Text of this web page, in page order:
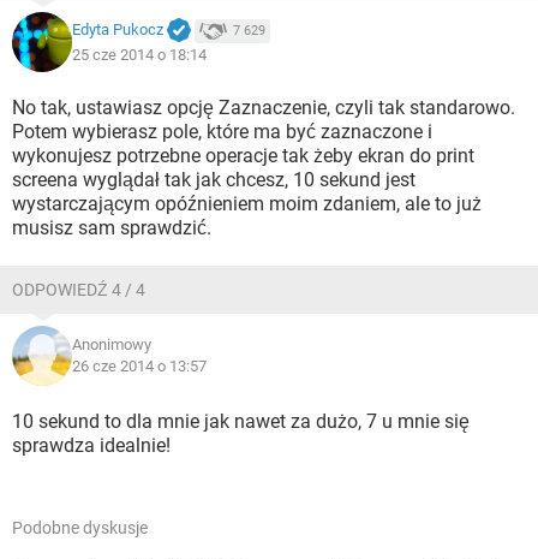
Edyta Pukocz 7 629
25 cze 2014 o 18:14
No tak, ustawiasz opcję Zaznaczenie, czyli tak standarowo.
Potem wybierasz pole, które ma być zaznaczone i
wykonujesz potrzebne operacje tak żeby ekran do print
screena wyglądał tak jak chcesz, 10 sekund jest
wystarczającym opóźnieniem moim zdaniem, ale to już
musisz sam sprawdzić.
ODPOWIEDŹ 4 / 4
Anonimowy
26 cze 2014 o 13:57
10 sekund to dla mnie jak nawet za dużo, 7 u mnie się
sprawdza idealnie!
Podobne dyskusje